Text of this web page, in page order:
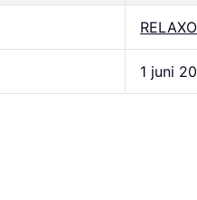
1 juni